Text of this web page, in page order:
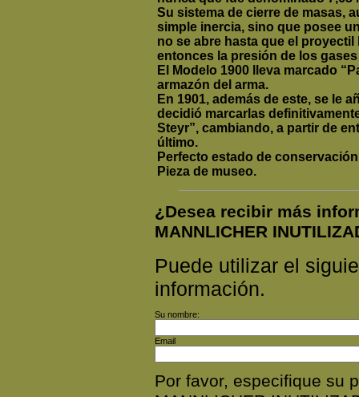
Su sistema de cierre de masas,
simple inercia, sino que posee
no se abre hasta que el
entonces la presión de los
El Modelo 1900 lleva marcado
armazón del arma.
En 1901, además de este, se le
decidió marcarlas
Steyr”, cambiando, a partir de
último.
Perfecto estado de
Pieza de museo.
¿Desea recibir más
MANNLICHER
Puede utilizar el
información.
Su nombre:
Email
Por favor, especifique su